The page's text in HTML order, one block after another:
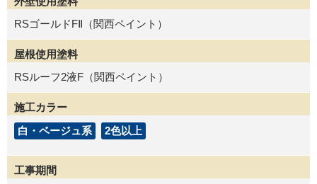
RSゴールドFⅡ（関西ペイント）
屋根使用塗料
RSルーフ2液F（関西ペイント）
施工カラー
白・ベージュ系
2色以上
工事期間